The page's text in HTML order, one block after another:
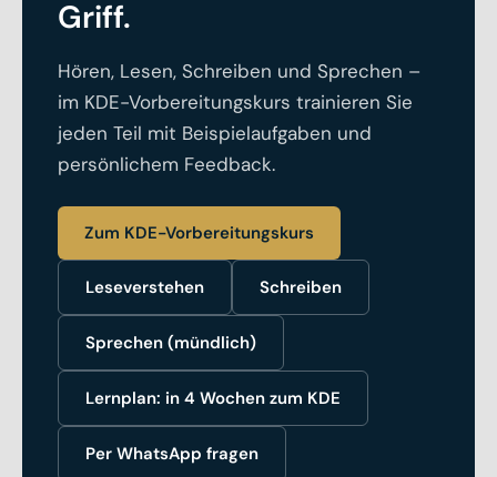
Griff.
Hören, Lesen, Schreiben und Sprechen –
im KDE-Vorbereitungskurs trainieren Sie
jeden Teil mit Beispielaufgaben und
persönlichem Feedback.
Zum KDE-Vorbereitungskurs
Leseverstehen Schreiben
Sprechen (mündlich)
Lernplan: in 4 Wochen zum KDE
Per WhatsApp fragen